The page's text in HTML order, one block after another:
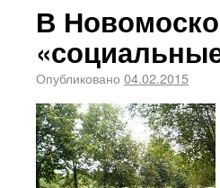
В
Опубликовано 04.02.2015